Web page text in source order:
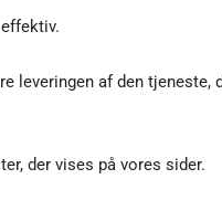
leveringen af den
der vises på vores sider.